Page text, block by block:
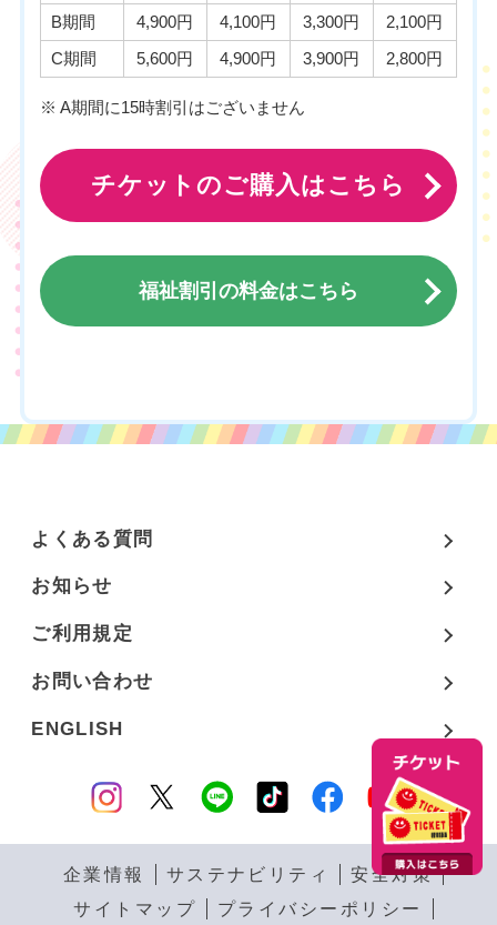
B期間
4,900円 4,100円 3,300円
2,100円
C期間
5,600円 4,900円 3,900円 2,800円
※ A期間に15時割引はございません
チケットのご購入はこちら
福祉割引の料金はこちら
よくある質問
お知らせ
ご利用規定
お問い合わせ
ENGLISH
企業情報 サステナビリティ
安全対策
サイトマップ
プライバシーポリシー